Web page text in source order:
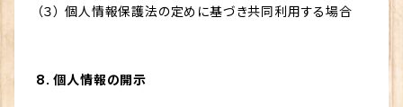
（３） 個人情報保護法の定めに基づき共同利用する場合
8. 個人情報の開示